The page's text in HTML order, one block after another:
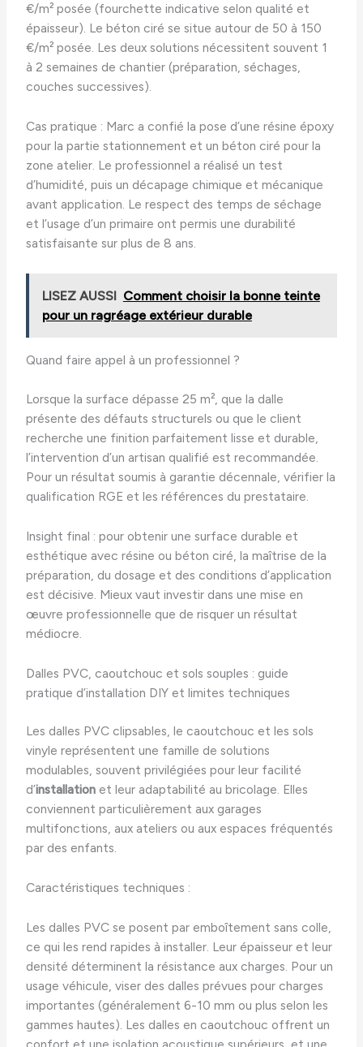
€/m² posée (fourchette indicative selon qualité et
épaisseur). Le béton ciré se situe autour de 50 à 150
€/m² posée. Les deux solutions nécessitent souvent 1
à 2 semaines de chantier (préparation, séchages,
couches successives).
Cas pratique : Marc a confié la pose d’une résine époxy
pour la partie stationnement et un béton ciré pour la
zone atelier. Le professionnel a réalisé un test
d’humidité, puis un décapage chimique et mécanique
avant application. Le respect des temps de séchage
et l’usage d’un primaire ont permis une durabilité
satisfaisante sur plus de 8 ans.
LISEZ AUSSI Comment choisir la bonne teinte
pour un ragréage extérieur durable
Quand faire appel à un professionnel ?
Lorsque la surface dépasse 25 m², que la dalle
présente des défauts structurels ou que le client
recherche une finition parfaitement lisse et durable,
l’intervention d’un artisan qualifié est recommandée.
Pour un résultat soumis à garantie décennale, vérifier la
qualification RGE et les références du prestataire.
Insight final : pour obtenir une surface durable et
esthétique avec résine ou béton ciré, la maîtrise de la
préparation, du dosage et des conditions d’application
est décisive. Mieux vaut investir dans une mise en
œuvre professionnelle que de risquer un résultat
médiocre.
Dalles PVC, caoutchouc et sols souples : guide
pratique d’installation DIY et limites techniques
Les dalles PVC clipsables, le caoutchouc et les sols
vinyle représentent une famille de solutions
modulables, souvent privilégiées pour leur facilité
d’installation et leur adaptabilité au bricolage. Elles
conviennent particulièrement aux garages
multifonctions, aux ateliers ou aux espaces fréquentés
par des enfants.
Caractéristiques techniques :
Les dalles PVC se posent par emboîtement sans colle,
ce qui les rend rapides à installer. Leur épaisseur et leur
densité déterminent la résistance aux charges. Pour un
usage véhicule, viser des dalles prévues pour charges
importantes (généralement 6-10 mm ou plus selon les
gammes hautes). Les dalles en caoutchouc offrent un